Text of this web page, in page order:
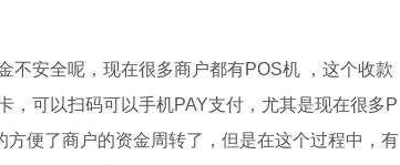
不安全呢，现在很多商户都有POS机 ，这个收款
，可以扫码可以手机PAY支付，尤其是现在很多P
便了商户的资金周转了，但是在这个过程中，有